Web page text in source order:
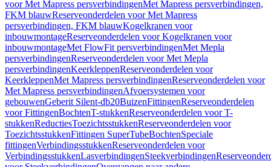
voor Met Mapress persverbindingenMet Mapress persverbindingen,
FKM blauwReserveonderdelen voor Met Mapress
persverbindingen, FKM blauwKogelkranen voor
inbouwmontageReserveonderdelen voor Kogelkranen voor
inbouwmontageMet FlowFit persverbindingenMet Mepla
persverbindingenReserveonderdelen voor Met Mepla
persverbindingenKeerkleppenReserveonderdelen voor
KeerkleppenMet Mapress persverbindingenReserveonderdelen voor
Met Mapress persverbindingenAfvoersystemen voor
gebouwenGeberit Silent-db20BuizenFittingenReserveonderdelen
voor FittingenBochtenT-stukkenReserveonderdelen voor T-
stukkenReductiesToezichtsstukkenReserveonderdelen voor
ToezichtsstukkenFittingen SuperTubeBochtenSpeciale
fittingenVerbindingsstukkenReserveonderdelen voor
VerbindingsstukkenLasverbindingenSteekverbindingen